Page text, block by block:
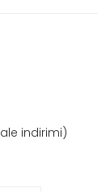
indirimi)